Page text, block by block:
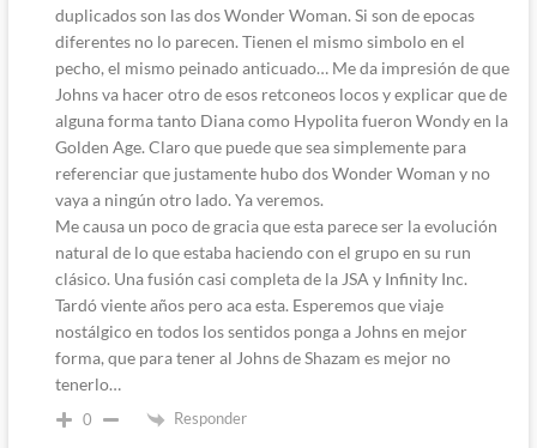
duplicados son las dos Wonder Woman. Si son de epocas
diferentes no lo parecen. Tienen el mismo simbolo en el
pecho, el mismo peinado anticuado… Me da impresión de que
Johns va hacer otro de esos retconeos locos y explicar que de
alguna forma tanto Diana como Hypolita fueron Wondy en la
Golden Age. Claro que puede que sea simplemente para
referenciar que justamente hubo dos Wonder Woman y no
vaya a ningún otro lado. Ya veremos.
Me causa un poco de gracia que esta parece ser la evolución
natural de lo que estaba haciendo con el grupo en su run
clásico. Una fusión casi completa de la JSA y Infinity Inc.
Tardó viente años pero aca esta. Esperemos que viaje
nostálgico en todos los sentidos ponga a Johns en mejor
forma, que para tener al Johns de Shazam es mejor no
tenerlo…
0 Responder